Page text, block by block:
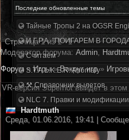
Последние обновленные темы
Тайные Тропы 2 на OGSR
И.Г.Р.А. "ПОИГАРЕМ В
Считаем
S.T.A.L.K.E.R. Anomaly
⚒ Справочник вылетов
NLC 7. Правки и модификации
Страница1из1
1
Модератор форума: Аdmin,
Форум » Игры » Вокруг игр »
VR-версия Superhot выйдет в этом
Hardtmuth
Среда, 01.06.2016, 19:41 |